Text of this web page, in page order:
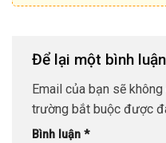
Để lại một bình luận
Email của bạn sẽ
trường bắt buộc được
Bình luận *